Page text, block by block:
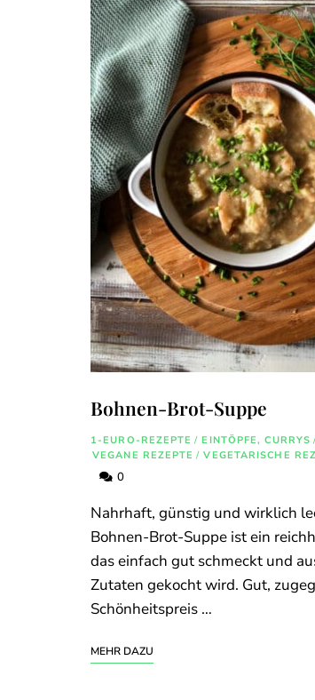
Bohnen-Brot-Suppe
1-EURO-REZEPTE / EINTÖPFE, CURRYS
VEGANE REZEPTE / VEGETARISCHE
0
Nahrhaft, günstig und wirklich
Bohnen-Brot-Suppe ist ein
das einfach gut schmeckt und
Zutaten gekocht wird. Gut,
Schönheitspreis …
MEHR DAZU